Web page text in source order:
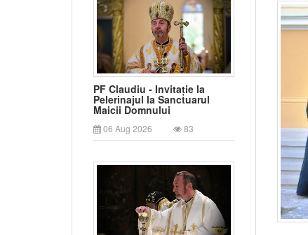
PF Claudiu - Invitație la
Pelerinajul la Sanctuarul
Maicii Domnului
06 Aug 2026 83